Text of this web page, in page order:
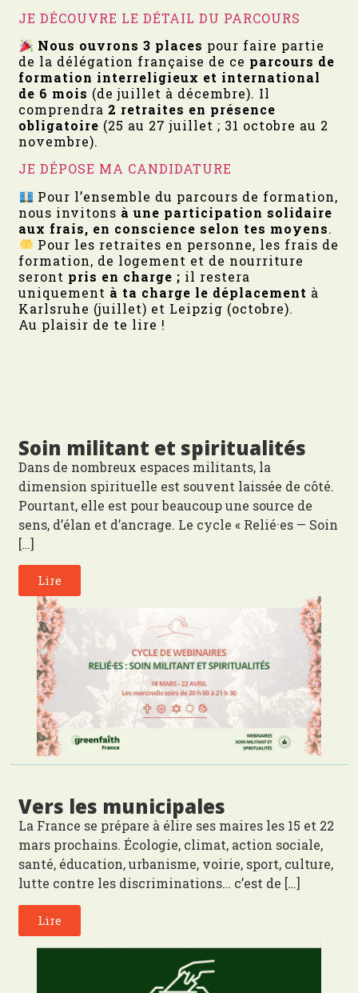
JE DÉCOUVRE LE DÉTAIL DU PARCOURS
Nous ouvrons 3 places pour faire partie
de la délégation française de ce parcours de
formation interreligieux et international
de 6 mois (de juillet à décembre). Il
comprendra 2 retraites en présence
obligatoire (25 au 27 juillet ; 31 octobre au 2
novembre).
JE DÉPOSE MA CANDIDATURE
Pour l’ensemble du parcours de formation,
nous invitons à une participation solidaire
aux frais, en conscience selon tes moyens.
Pour les retraites en personne, les frais de
formation, de logement et de nourriture
seront pris en charge ; il restera
uniquement à ta charge le déplacement à
Karlsruhe (juillet) et Leipzig (octobre).
Au plaisir de te lire !
Soin militant et spiritualités
Dans de nombreux espaces militants, la
dimension spirituelle est souvent laissée de côté.
Pourtant, elle est pour beaucoup une source de
sens, d’élan et d’ancrage. Le cycle « Relié·es — Soin
[…]
Lire
Vers les municipales
La France se prépare à élire ses maires les 15 et 22
mars prochains. Écologie, climat, action sociale,
santé, éducation, urbanisme, voirie, sport, culture,
lutte contre les discriminations… c’est de […]
Lire